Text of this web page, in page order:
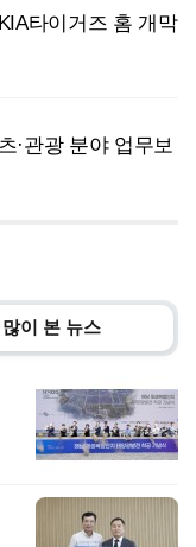
타이거즈 홈 개막
·관광 분야 업무보
많이 본 뉴스